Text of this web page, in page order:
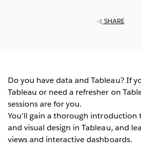
SHARE
Do you have data and Tableau? If
Tableau or need a refresher on
sessions are for you.
You’ll gain a thorough introduction
and visual design in Tableau, and
views and interactive dashboards.